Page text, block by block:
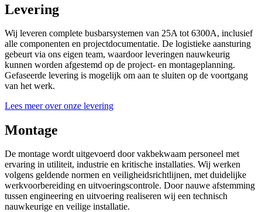
Levering
Wij leveren complete busbarsystemen van 25A tot 6300A, inclusief
alle componenten en projectdocumentatie. De logistieke aansturing
gebeurt via ons eigen team, waardoor leveringen nauwkeurig
kunnen worden afgestemd op de project- en montageplanning.
Gefaseerde levering is mogelijk om aan te sluiten op de voortgang
van het werk.
Lees meer over onze levering
Montage
De montage wordt uitgevoerd door vakbekwaam personeel met
ervaring in utiliteit, industrie en kritische installaties. Wij werken
volgens geldende normen en veiligheidsrichtlijnen, met duidelijke
werkvoorbereiding en uitvoeringscontrole. Door nauwe afstemming
tussen engineering en uitvoering realiseren wij een technisch
nauwkeurige en veilige installatie.